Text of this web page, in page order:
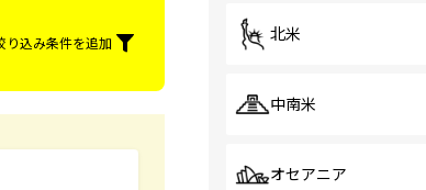
り込み条件を追加
北米
中南米
オセアニア